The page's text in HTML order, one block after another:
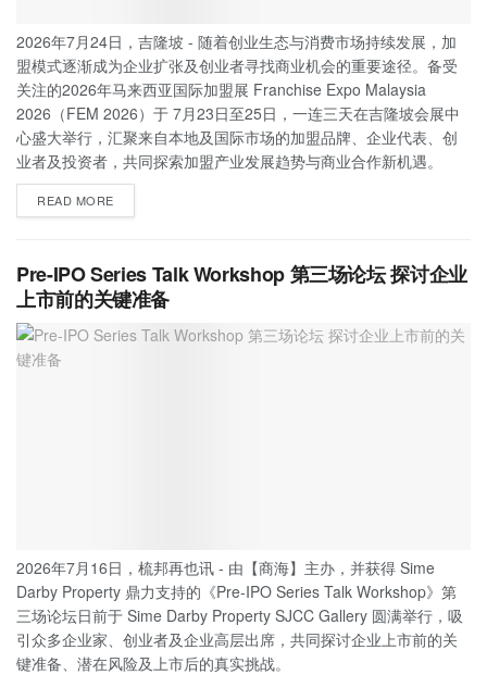
2026年7月24日，吉隆坡 - 随着创业生态与消费市场持续发展，加
盟模式逐渐成为企业扩张及创业者寻找商业机会的重要途径。备受
关注的2026年马来西亚国际加盟展 Franchise Expo Malaysia
2026（FEM 2026）于 7月23日至25日，一连三天在吉隆坡会展中
心盛大举行，汇聚来自本地及国际市场的加盟品牌、企业代表、创
业者及投资者，共同探索加盟产业发展趋势与商业合作新机遇。
READ MORE
Pre-IPO Series Talk Workshop 第三场论坛 探讨企业
上市前的关键准备
2026年7月16日，梳邦再也讯 - 由【商海】主办，并获得 Sime
Darby Property 鼎力支持的《Pre-IPO Series Talk Workshop》第
三场论坛日前于 Sime Darby Property SJCC Gallery 圆满举行，吸
引众多企业家、创业者及企业高层出席，共同探讨企业上市前的关
键准备、潜在风险及上市后的真实挑战。